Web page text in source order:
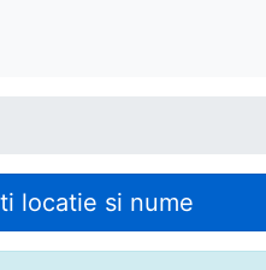
locatie si nume